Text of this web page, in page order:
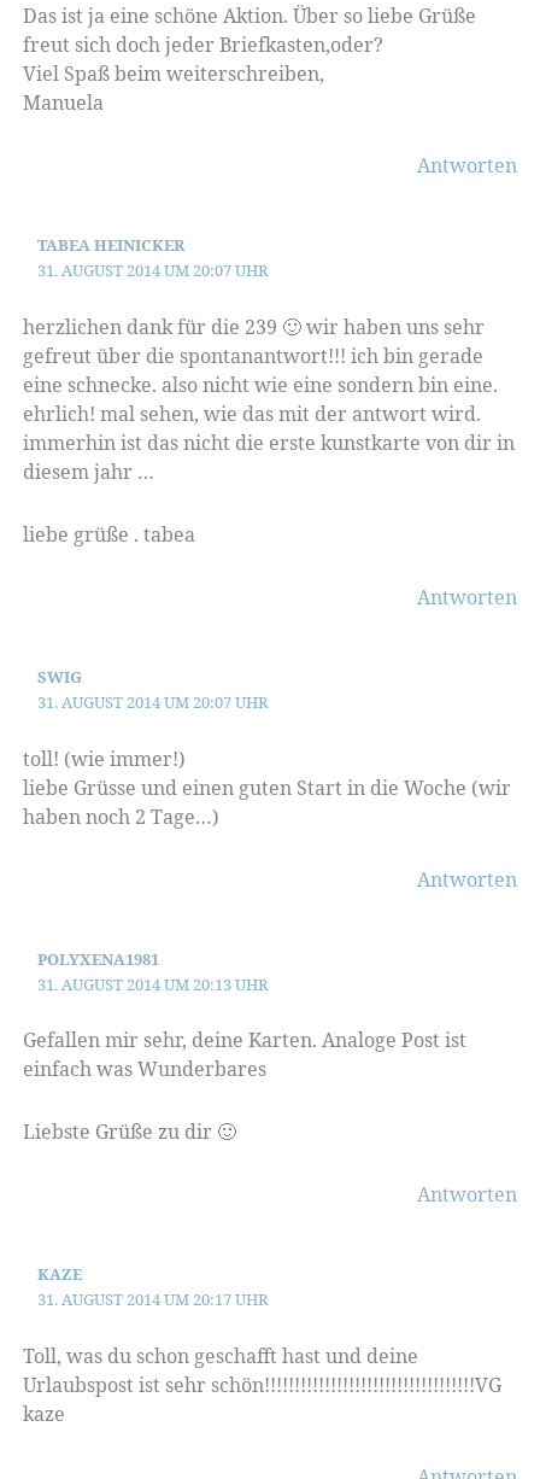
Das ist ja eine schöne Aktion. Über so liebe Grüße
freut sich doch jeder Briefkasten,oder?
Viel Spaß beim weiterschreiben,
Manuela
Antworten
TABEA HEINICKER
31. AUGUST 2014 UM 20:07 UHR
herzlichen dank für die 239 🙂 wir haben uns sehr
gefreut über die spontanantwort!!! ich bin gerade
eine schnecke. also nicht wie eine sondern bin eine.
ehrlich! mal sehen, wie das mit der antwort wird.
immerhin ist das nicht die erste kunstkarte von dir in
diesem jahr …
liebe grüße . tabea
Antworten
SWIG
31. AUGUST 2014 UM 20:07 UHR
toll! (wie immer!)
liebe Grüsse und einen guten Start in die Woche (wir
haben noch 2 Tage…)
Antworten
POLYXENA1981
31. AUGUST 2014 UM 20:13 UHR
Gefallen mir sehr, deine Karten. Analoge Post ist
einfach was Wunderbares
Liebste Grüße zu dir 🙂
Antworten
KAZE
31. AUGUST 2014 UM 20:17 UHR
Toll, was du schon geschafft hast und deine
Urlaubspost ist sehr schön!!!!!!!!!!!!!!!!!!!!!!!!!!!!!!!!!!!VG
kaze